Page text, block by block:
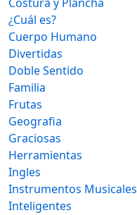
¿Cuál es?
Cuerpo Humano
Divertidas
Doble Sentido
Familia
Frutas
Geografia
Graciosas
Herramientas
Ingles
Instrumentos Musicales
Inteligentes